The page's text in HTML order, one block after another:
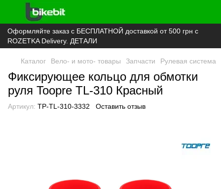
Оформляйте заказ с БЕСПЛАТНОЙ доставкой от 500 грн с
ROZETKA Delivery. ДЕТАЛИ
Каталог Вело- и мото- товары Запчасти Рулевая система
Фиксирующее кольцо для обмотки
руля Toopre TL-310 Красный
Артикул: TP-TL-310-3332 Оставить отзыв